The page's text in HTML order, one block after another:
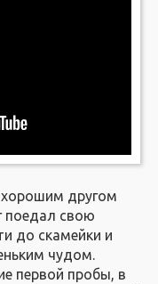
другом
поедал свою
до скамейки и
чудом.
первой пробы, в